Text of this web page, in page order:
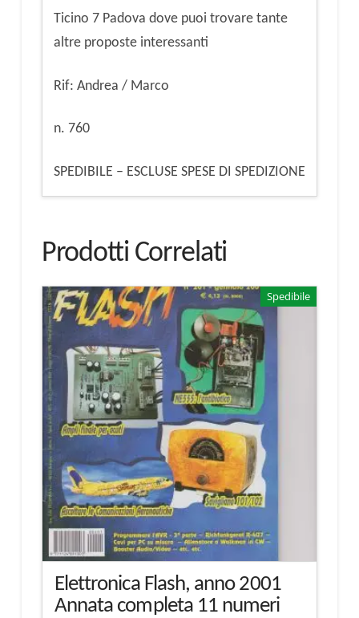
Ticino 7 Padova dove puoi trovare tante
altre proposte interessanti
Rif: Andrea / Marco
n. 760
SPEDIBILE – ESCLUSE SPESE DI SPEDIZIONE
Prodotti Correlati
Spedibile
Elettronica Flash, anno 2001
Annata completa 11 numeri